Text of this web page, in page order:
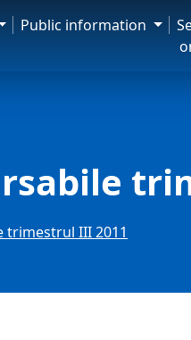
Public information
trimestrul III 2011